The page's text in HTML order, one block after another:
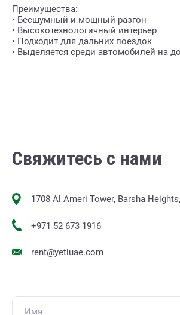
Преимущества:
• Бесшумный и мощный разгон
• Высокотехнологичный интерьер
• Подходит для дальних поездок
• Выделяется среди автомобилей на
Свяжитесь с нами
1708 Al Ameri Tower, Barsha
+971 52 673 1916
rent@yetiuae.com